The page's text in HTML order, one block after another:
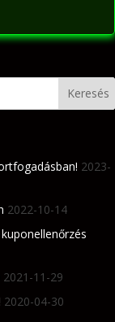
2023-
2022-10-14
2021-11-29
2020-04-30